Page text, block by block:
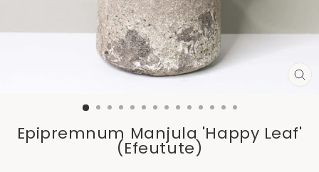
Epipremnum Manjula 'Happy Leaf'
(Efeutute)